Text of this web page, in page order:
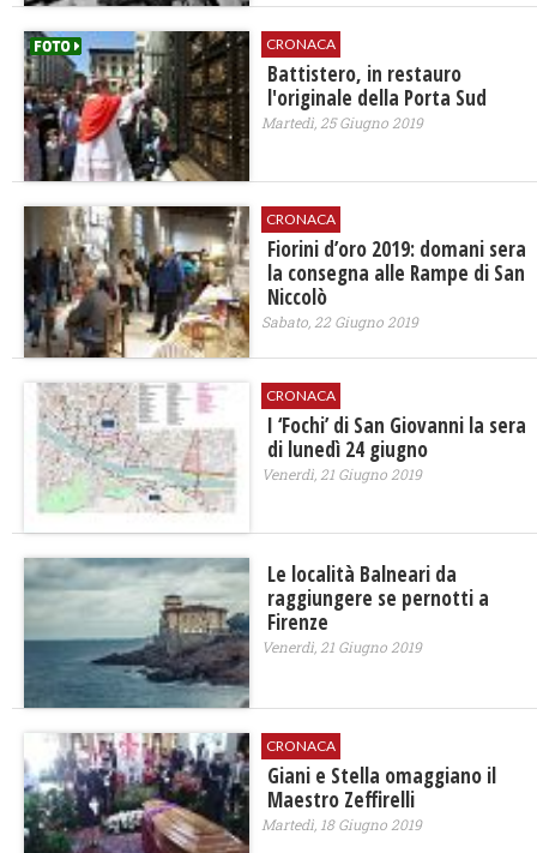
CRONACA
Battistero, in restauro
l'originale della Porta Sud
Martedì, 25 Giugno 2019
CRONACA
Fiorini d’oro 2019: domani sera
la consegna alle Rampe di San
Niccolò
Sabato, 22 Giugno 2019
CRONACA
I ‘Fochi’ di San Giovanni la sera
di lunedì 24 giugno
Venerdì, 21 Giugno 2019
Le località Balneari da
raggiungere se pernotti a
Firenze
Venerdì, 21 Giugno 2019
CRONACA
Giani e Stella omaggiano il
Maestro Zeffirelli
Martedì, 18 Giugno 2019